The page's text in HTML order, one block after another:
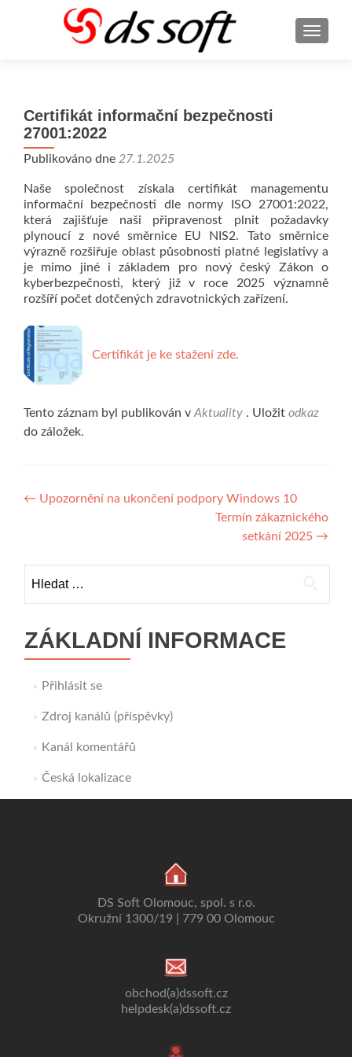
Certifikát informační bezpečnosti
27001:2022
Publikováno dne 27.1.2025
Naše společnost získala certifikát managementu
informační bezpečnosti dle normy ISO 27001:2022,
která zajišťuje naši připravenost plnit požadavky
plynoucí z nové směrnice EU NIS2. Tato směrnice
výrazně rozšiřuje oblast působnosti platné legislativy a
je mimo jiné i základem pro nový český Zákon o
kyberbezpečnosti, který již v roce 2025 významně
rozšíří počet dotčených zdravotnických zařízení.
Certifikát je ke stažení zde.
Tento záznam byl publikován v Aktuality . Uložit odkaz
do záložek.
Navigace
← Upozornění na ukončení podpory Windows 10
Termín zákaznického
setkání 2025 →
ZÁKLADNÍ INFORMACE
Přihlásit se
Zdroj kanálů (příspěvky)
Kanál komentářů
Česká lokalizace
DS Soft Olomouc, spol. s r.o.
Okružní 1300/19 | 779 00 Olomouc
obchod(a)dssoft.cz
helpdesk(a)dssoft.cz